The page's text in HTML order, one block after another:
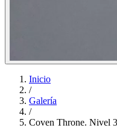
Inicio
/
Galería
/
Coven Throne. Nivel 3